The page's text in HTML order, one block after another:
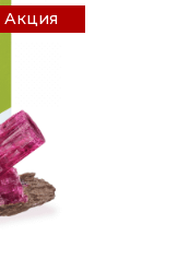
Акция